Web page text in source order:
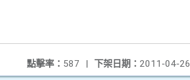
下架日期： 2011-04-26
點擊率： 587 |